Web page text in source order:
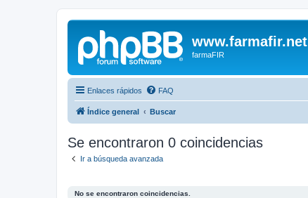
www.farmafir.net
farmaFIR
Enlaces rápidos FAQ
Índice general Buscar
Se encontraron 0 coincidencias
Ir a búsqueda avanzada
No se encontraron coincidencias.